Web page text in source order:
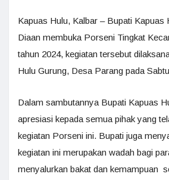
Kapuas Hulu, Kalbar – Bupati Kapuas
Diaan membuka Porseni Tingkat
tahun 2024, kegiatan tersebut
Hulu Gurung, Desa Parang pada
Dalam sambutannya Bupati Kapuas
apresiasi kepada semua pihak yang
kegiatan Porseni ini. Bupati juga
kegiatan ini merupakan wadah bagi
menyalurkan bakat dan kemampuan